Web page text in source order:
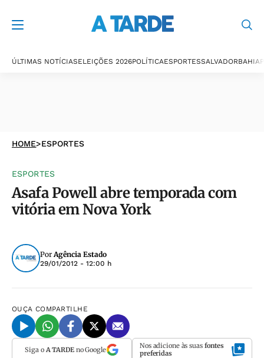
ÚLTIMAS NOTÍCIASELEIÇÕES 2026POLÍTICAESPORTESSALVADORBAHIA
HOME>ESPORTES
ESPORTES
Asafa Powell abre temporada com
vitória em Nova York
PorAgência Estado
29/01/2012 - 12:00 h
OUÇA COMPARTILHE
Siga o A TARDEno Google Nos adicione às suas fontes
preferidas